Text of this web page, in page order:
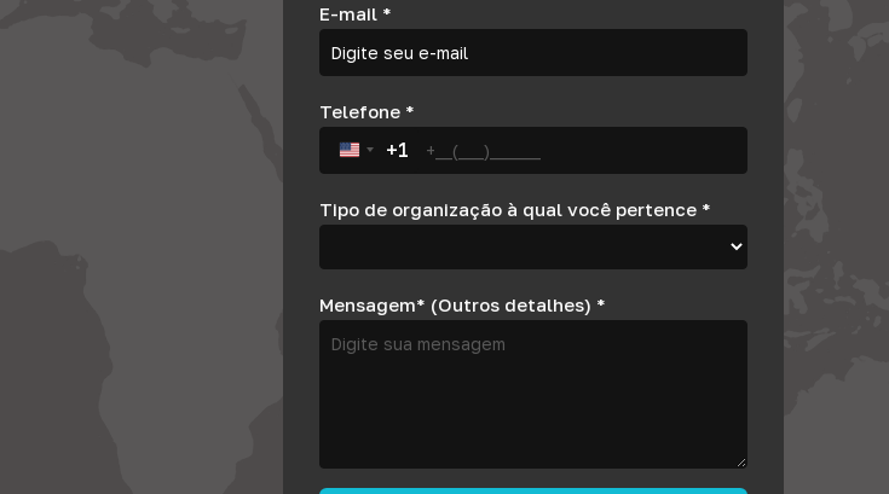
E-mail *
Telefone *
United States +1
+1
Tipo de organização à qual você pertence *
Mensagem* (Outros detalhes) *